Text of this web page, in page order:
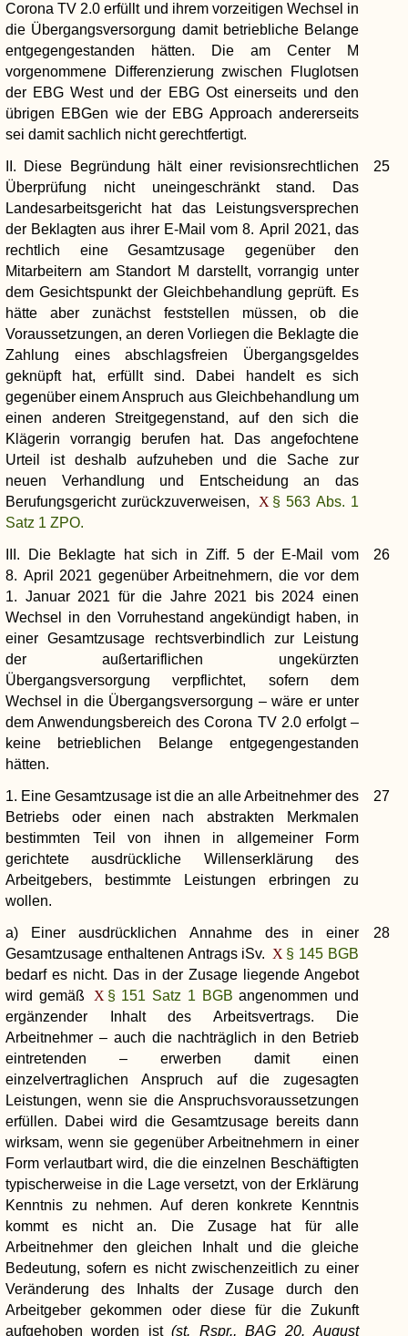
Corona TV 2.0 erfüllt und ihrem vorzeitigen Wechsel in
die Übergangsversorgung damit betriebliche Belange
entgegengestanden hätten. Die am Center M
vorgenommene Differenzierung zwischen Fluglotsen
der EBG West und der EBG Ost einerseits und den
übrigen EBGen wie der EBG Approach andererseits
sei damit sachlich nicht gerechtfertigt.
25
II. Diese Begründung hält einer revisionsrechtlichen
Überprüfung nicht uneingeschränkt stand. Das
Landesarbeitsgericht hat das Leistungsversprechen
der Beklagten aus ihrer E-Mail vom 8. April 2021, das
rechtlich eine Gesamtzusage gegenüber den
Mitarbeitern am Standort M darstellt, vorrangig unter
dem Gesichtspunkt der Gleichbehandlung geprüft. Es
hätte aber zunächst feststellen müssen, ob die
Voraussetzungen, an deren Vorliegen die Beklagte die
Zahlung eines abschlagsfreien Übergangsgeldes
geknüpft hat, erfüllt sind. Dabei handelt es sich
gegenüber einem Anspruch aus Gleichbehandlung um
einen anderen Streitgegenstand, auf den sich die
Klägerin vorrangig berufen hat. Das angefochtene
Urteil ist deshalb aufzuheben und die Sache zur
neuen Verhandlung und Entscheidung an das
Berufungsgericht zurückzuverweisen,
§ 563 Abs. 1
Satz 1 ZPO.
26
III. Die Beklagte hat sich in Ziff. 5 der E-Mail vom
8. April 2021 gegenüber Arbeitnehmern, die vor dem
1. Januar 2021 für die Jahre 2021 bis 2024 einen
Wechsel in den Vorruhestand angekündigt haben, in
einer Gesamtzusage rechtsverbindlich zur Leistung
der außertariflichen ungekürzten
Übergangsversorgung verpflichtet, sofern dem
Wechsel in die Übergangsversorgung – wäre er unter
dem Anwendungsbereich des Corona TV 2.0 erfolgt –
keine betrieblichen Belange entgegengestanden
hätten.
27
1. Eine Gesamtzusage ist die an alle Arbeitnehmer des
Betriebs oder einen nach abstrakten Merkmalen
bestimmten Teil von ihnen in allgemeiner Form
gerichtete ausdrückliche Willenserklärung des
Arbeitgebers, bestimmte Leistungen erbringen zu
wollen.
28
a) Einer ausdrücklichen Annahme des in einer
Gesamtzusage enthaltenen Antrags iSv.
§ 145 BGB
bedarf es nicht. Das in der Zusage liegende Angebot
wird gemäß
§ 151 Satz 1 BGBangenommen und
ergänzender Inhalt des Arbeitsvertrags. Die
Arbeitnehmer – auch die nachträglich in den Betrieb
eintretenden – erwerben damit einen
einzelvertraglichen Anspruch auf die zugesagten
Leistungen, wenn sie die Anspruchsvoraussetzungen
erfüllen. Dabei wird die Gesamtzusage bereits dann
wirksam, wenn sie gegenüber Arbeitnehmern in einer
Form verlautbart wird, die die einzelnen Beschäftigten
typischerweise in die Lage versetzt, von der Erklärung
Kenntnis zu nehmen. Auf deren konkrete Kenntnis
kommt es nicht an. Die Zusage hat für alle
Arbeitnehmer den gleichen Inhalt und die gleiche
Bedeutung, sofern es nicht zwischenzeitlich zu einer
Veränderung des Inhalts der Zusage durch den
Arbeitgeber gekommen oder diese für die Zukunft
aufgehoben worden ist (st. Rspr., BAG 20. August